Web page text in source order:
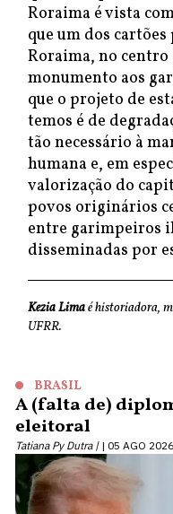
Roraima é vista
que um dos
Roraima, no centro
monumento aos
que o projeto de
temos é de
tão necessário à
humana e, em
valorização do
povos originários
entre garimpeiros
disseminadas por
Kezia Limaé historiadora,
UFRR.
BRASIL
A (falta de)
eleitoral
Tatiana Py Dutra | 05 AGO 2026